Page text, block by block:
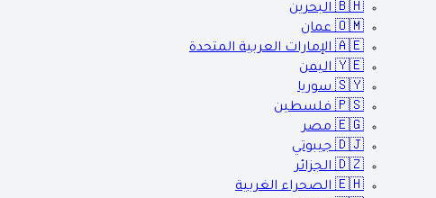
🇧🇭 البحرين
🇴🇲 عمان
🇦🇪 الإمارات العربية المتحدة
🇾🇪 اليمن
🇸🇾 سوريا
🇵🇸 فلسطين
🇪🇬 مصر
🇩🇯 جيبوتي
🇩🇿 الجزائر
🇪🇭 الصحراء الغربية